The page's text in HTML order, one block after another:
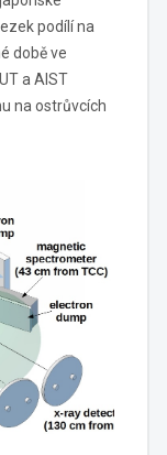
podílí na
době ve
a AIST
na ostrůvcích